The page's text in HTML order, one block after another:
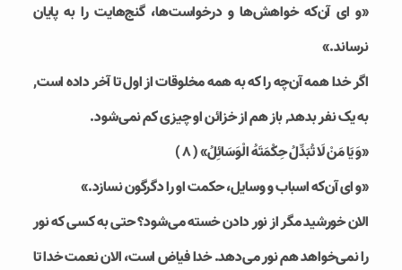
«و ای آن‌که خواهش‌ها و درخواست‌ها، گنج‌هایت را به پایان
نرساند.»
اگر خدا همه آن‌چه را که به همه مخلوقات از اول تا آخر داده است,
به یک نفر بدهد, باز هم از خزائن او چیزی کم نمی‌شود.
«وَ يَا مَنْ لَا تُبَدِّلُ حِكْمَتَهُ الْوَسَائِلُ» ( ۸ )
«و ای آن‌که اسباب و وسایل، حکمت او را دگرگون نسازد.»
الان خورشید مگر از نور دادن خسته می‌شود؟ حتی به کسی که نور
را نمی‌خواهد هم نور می‌دهد. خدا فیاض است، الان نعمت خدا تا